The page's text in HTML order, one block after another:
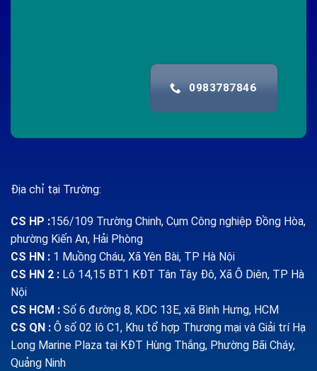
0983787846
Địa chỉ tại Trường:
CS HP :156/109 Trường Chinh, Cụm Công nghiệp Đồng Hòa,
phường Kiến An, Hải Phòng
CS HN : 1 Muồng Cháu, Xã Yên Bài, TP Hà Nội
CS HN 2 : Lô 14,15 BT1 KĐT Tân Tây Đô, Xã Ô Diên, TP Hà
Nội
CS HCM : Số 6 đường 8, KDC 13E, xã Bình Hưng, HCM
CS QN : Ô số 02 lô C1, Khu tổ hợp Thương mại và Giải trí Hạ
Long Marine Plaza tại KĐT Hùng Thắng, Phường Bãi Cháy,
Quảng Ninh